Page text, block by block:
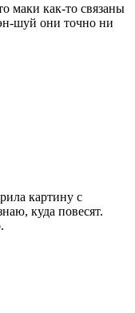
маки как-то связаны
шуй они точно ни
картину с
куда повесят.